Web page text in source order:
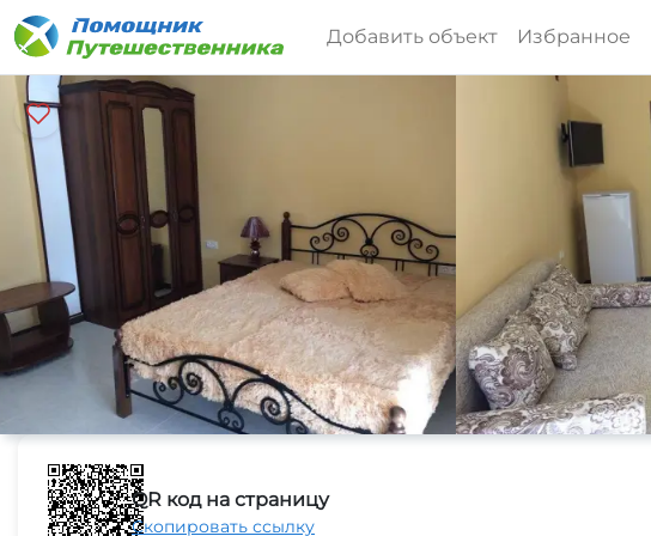
Добавить объект Избранное
QR код на страницу
Скопировать ссылку